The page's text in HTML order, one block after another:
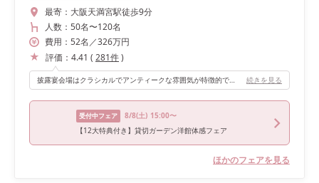
最寄： 大阪天満宮駅徒歩9分
人数： 50名〜120名
費用： 52名 ／326万円
評価： 4.41 ( 281件)
披露宴会場はクラシカルでアンティークな雰囲気が特徴的です。私はプリンセス感のないお洒落な結婚式にしたかったので、この会場の雰囲気がとてもお気に入りでした！ 再入場は高砂の後ろの舞台のカーテンが開いて登場できます。そこもまた他とは違っておすすめポイントです。 続きを見る
受付中フェア 8/8(土) 15:00〜
【12大特典付き】貸切ガーデン洋館体感フェア
ほかのフェアを見る